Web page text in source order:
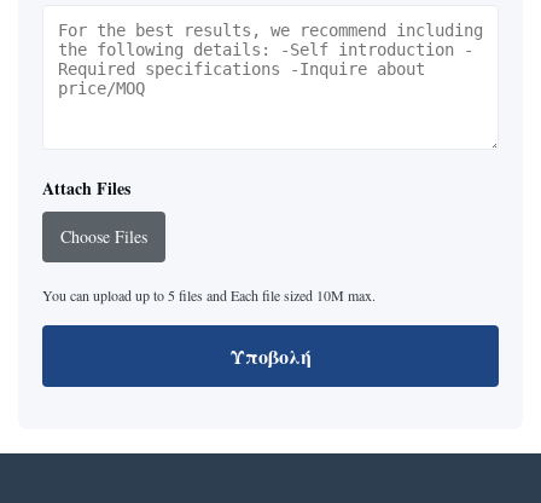
Attach Files
Choose Files
You can upload up to 5 files and Each file sized 10M max.
Υποβολή